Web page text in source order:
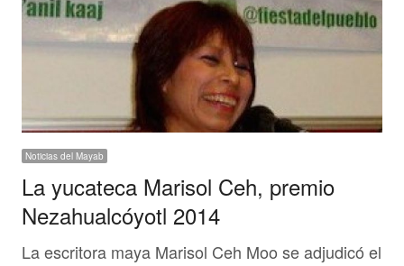
Noticias del Mayab
La yucateca Marisol Ceh, premio
Nezahualcóyotl 2014
La escritora maya Marisol Ceh Moo se adjudicó el